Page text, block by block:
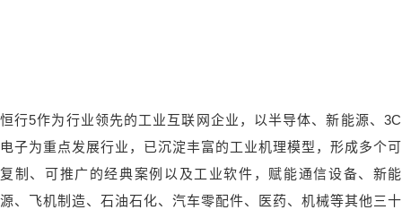
恒行5作为行业领先的工业互联网企业，以半导体、新能源、3C
电子为重点发展行业，已沉淀丰富的工业机理模型，形成多个可
复制、可推广的经典案例以及工业软件，赋能通信设备、新能
源、飞机制造、石油石化、汽车零配件、医药、机械等其他三十